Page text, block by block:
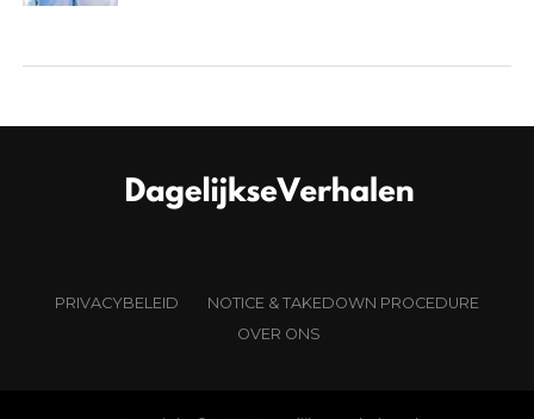
PRIVACYBELEID
NOTICE & TAKEDOWN PROCEDURE
OVER ONS